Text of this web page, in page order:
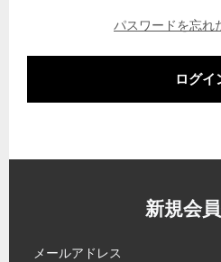
パスワードを忘れ
ログイ
新規会
メールアドレス